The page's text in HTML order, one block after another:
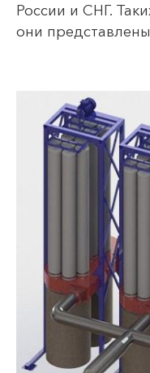
России и СНГ.
они